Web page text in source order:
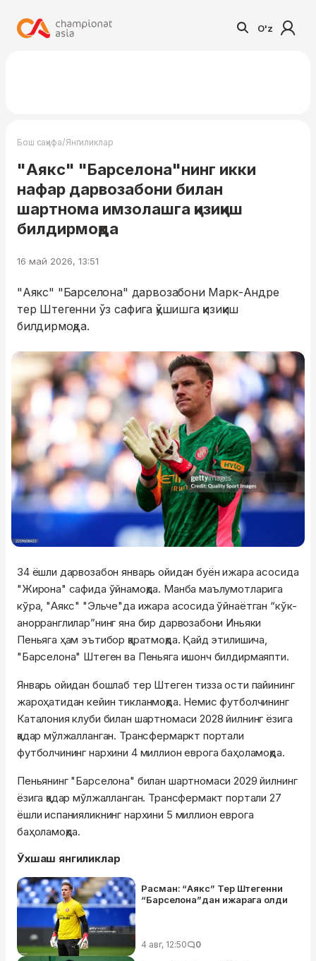
O'z
Бош саҳифа/Янгиликлар
"Аякс" "Барселона"нинг икки
нафар дарвозабони билан
шартнома имзолашга қизиқиш
билдирмоқда
16 май 2026, 13:51
"Аякс" "Барселона" дарвозабони Марк-Андре
тер Штегенни ўз сафига қўшишга қизиқиш
билдирмоқда.
34 ёшли дарвозабон январь ойидан буён ижара асосида
"Жирона" сафида ўйнамоқда. Манба маълумотларига
кўра, "Аякс" "Эльче"да ижара асосида ўйнаётган “кўк-
анорранглилар”нинг яна бир дарвозабони Иньяки
Пеньяга ҳам эътибор қаратмоқда. Қайд этилишича,
"Барселона" Штеген ва Пеньяга ишонч билдирмаяпти.
Январь ойидан бошлаб тер Штеген тизза ости пайининг
жароҳатидан кейин тикланмоқда. Немис футболчининг
Каталония клуби билан шартномаси 2028 йилнинг ёзига
қадар мўлжалланган. Трансфермаркт портали
футболчининг нархини 4 миллион еврога баҳоламоқда.
Пеньянинг "Барселона" билан шартномаси 2029 йилнинг
ёзига қадар мўлжалланган. Трансфермакт портали 27
ёшли испанияликнинг нархини 5 миллион еврога
баҳоламоқда.
Ўхшаш янгиликлар
Расман: “Аякс” Тер Штегенни
“Барселона”дан ижарага олди
4 авг, 12:50 0